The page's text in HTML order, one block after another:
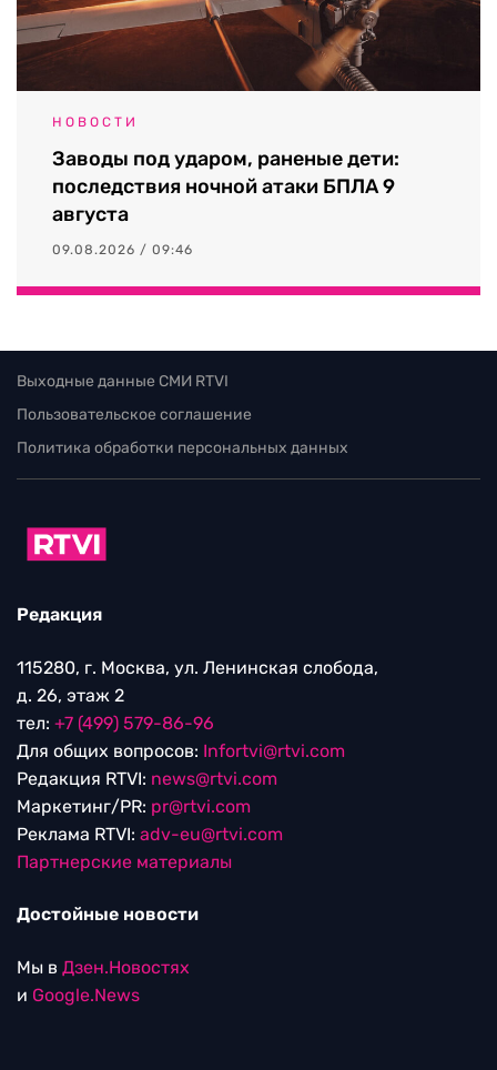
НОВОСТИ
Заводы под ударом, раненые дети:
последствия ночной атаки БПЛА 9
августа
09.08.2026 / 09:46
Выходные данные СМИ RTVI
Пользовательское соглашение
Политика обработки персональных данных
Редакция
115280, г. Москва, ул. Ленинская слобода,
д. 26, этаж 2
тел: +7 (499) 579-86-96
Для общих вопросов: Infortvi@rtvi.com
Редакция RTVI: news@rtvi.com
Маркетинг/PR: pr@rtvi.com
Реклама RTVI: adv-eu@rtvi.com
Партнерские материалы
Достойные новости
Мы в Дзен.Новостях
и Google.News